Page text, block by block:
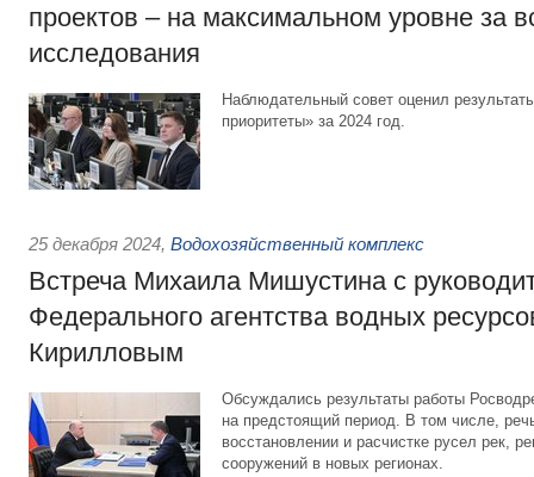
проектов – на максимальном уровне за
исследования
Наблюдательный совет оценил
приоритеты» за 2024 год.
25 декабря 2024, Водохозяйственный комплекс
Встреча Михаила Мишустина с
Федерального агентства водных
Кирилловым
Обсуждались результаты работы
на предстоящий период. В том числе,
восстановлении и расчистке русел рек,
сооружений в новых регионах.